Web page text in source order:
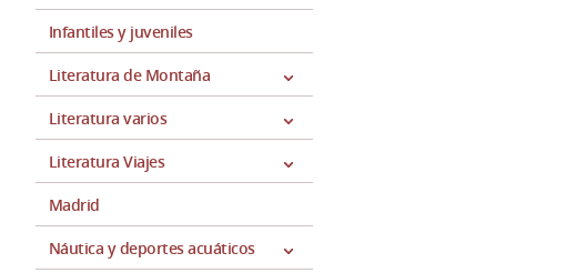
Infantiles y juveniles
Literatura de Montaña
Literatura varios
Literatura Viajes
Madrid
Náutica y deportes acuáticos